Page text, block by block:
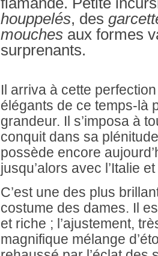
houppelés, des
mouches aux formes
surprenants.
Il arriva à cette
élégants de ce temps-là
grandeur. Il s’imposa à
conquit dans sa
possède encore
jusqu’alors avec l’Italie
C’est une des plus
costume des dames. Il
et riche ; l’ajustement,
magnifique mélange